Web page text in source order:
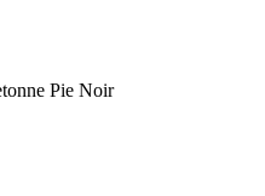
Pie Noir